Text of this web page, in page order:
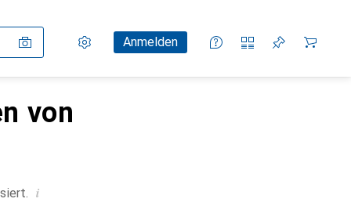
Einstellungen
KundenkontoAnmelden
Vergleichslisten
Merklisten
Warenkorb
von
i